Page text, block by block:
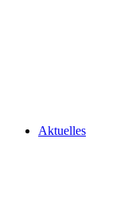
Aktuelles